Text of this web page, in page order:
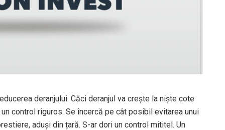
deranjului. Căci deranjul va crește la niște cote
control riguros. Se încercă pe cât posibil evitarea unui
aduși din țară. S-ar dori un control mititel. Un